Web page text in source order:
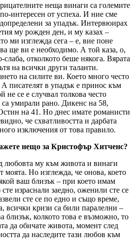
неща винаги са големите
интересен от успеха. И ние сме
за упадък. Интервюирах
му рожден ден, и му казах –
ми изглежда сега – е, вие поне
ще ви е необходимо. А той каза, о,
отколкото беше някога. Вярата
на всички други таланти.
на силите ви. Което много често
А писателят в упадък е принос към
не се е случвал толкова често
умирали рано. Дикенс на 58,
на 41. Но днес имате романисти
че схватливостта и дарбата
изключения от това правило.
нещо за Кристофър Хитченс?
любовта му към живота и винаги
моята. Но изглежда, че онова, което
ваш близък – при което имам
израснали заедно, оженили сте се
сте се по едно и също време,
всички кризи са били паралелни –
близък, колкото това е възможно, то
да обичате живота, момент след
да наследите тази любов към